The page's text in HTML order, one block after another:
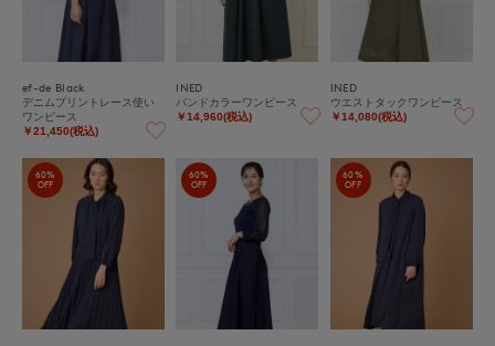
ef-de Black
デニムプリントレース使い
ワンピース
￥21,450(税込)
INED
バンドカラーワンピース
￥14,960(税込)
INED
ウエストタックワンピース
￥14,080(税込)
60%
OFF
60%
OFF
60%
OFF